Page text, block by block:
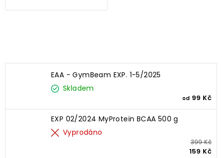
EAA - GymBeam EXP. 1-5/2025
Skladem
od 99 Kč
EXP 02/2024 MyProtein BCAA 500 g
Vyprodáno
399 Kč
159 Kč